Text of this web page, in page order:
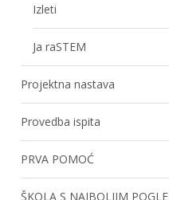
Izleti
Ja raSTEM
Projektna nastava
Provedba ispita
PRVA POMOĆ
ŠKOLA S NAJBOLJIM